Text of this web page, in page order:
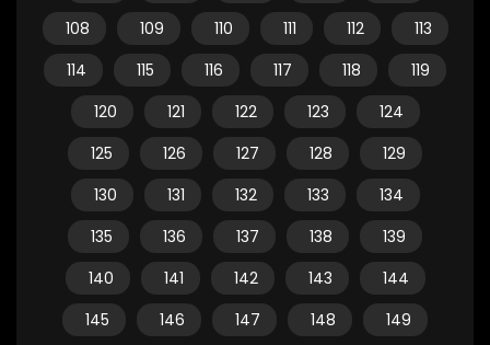
108
109 110 111 112
113
114
115 116 117 118
119
120
121 122 123
124
125
126 127 128
129
130
131 132 133
134
135
136 137 138
139
140
141 142 143
144
145
146 147 148
149